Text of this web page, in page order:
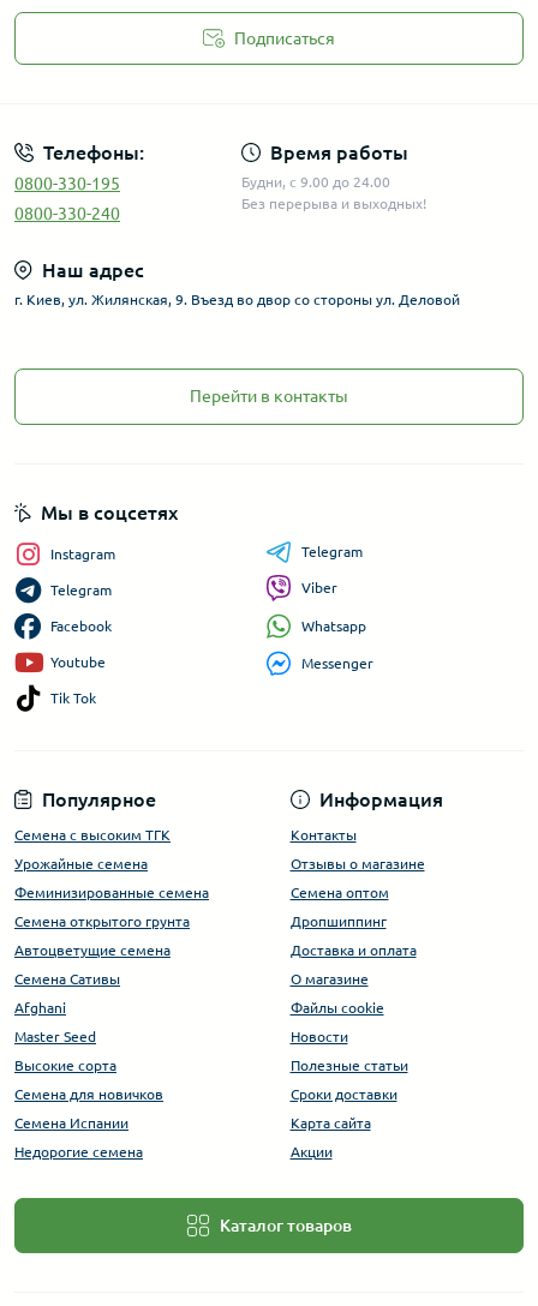
Подписаться
Телефоны:
0800-330-195
0800-330-240
Время работы
Будни, с 9.00 до 24.00
Без перерыва и выходных!
Наш адрес
г. Киев, ул. Жилянская, 9. Въезд во двор со стороны ул. Деловой
Перейти в контакты
Популярное
Семена с высоким ТГК
Урожайные семена
Феминизированные семена
Семена открытого грунта
Автоцветущие семена
Семена Сативы
Afghani
Master Seed
Высокие сорта
Cемена для новичков
Семена Испании
Недорогие семена
Информация
Контакты
Отзывы о магазине
Семена оптом
Дропшиппинг
Доставка и оплата
О магазине
Файлы cookie
Новости
Полезные статьи
Сроки доставки
Карта сайта
Акции
Каталог товаров
Мы в соцсетях
Instagram
Telegram
Facebook
Youtube
Tik Tok
Telegram
Viber
Whatsapp
Messenger